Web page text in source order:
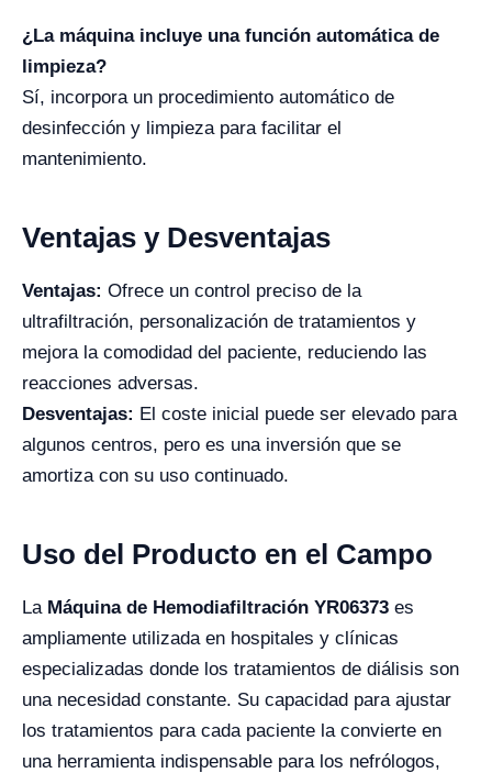
¿La máquina incluye una función automática de
limpieza?
Sí, incorpora un procedimiento automático de
desinfección y limpieza para facilitar el
mantenimiento.
Ventajas y Desventajas
Ventajas: Ofrece un control preciso de la
ultrafiltración, personalización de tratamientos y
mejora la comodidad del paciente, reduciendo las
reacciones adversas.
Desventajas: El coste inicial puede ser elevado para
algunos centros, pero es una inversión que se
amortiza con su uso continuado.
Uso del Producto en el Campo
La Máquina de Hemodiafiltración YR06373 es
ampliamente utilizada en hospitales y clínicas
especializadas donde los tratamientos de diálisis son
una necesidad constante. Su capacidad para ajustar
los tratamientos para cada paciente la convierte en
una herramienta indispensable para los nefrólogos,